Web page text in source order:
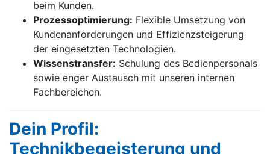
beim Kunden.
Prozessoptimierung: Flexible Umsetzung von
Kundenanforderungen und Effizienzsteigerung
der eingesetzten Technologien.
Wissenstransfer: Schulung des Bedienpersonals
sowie enger Austausch mit unseren internen
Fachbereichen.
Dein Profil:
Technikbegeisterung und